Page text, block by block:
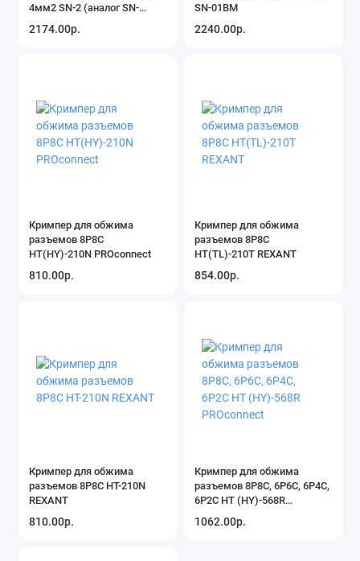
4мм2 SN-2 (аналог SN-
2174.00р.
SN-01BM
2240.00р.
Кримпер для обжима
разъемов 8P8C
HT(HY)-210N PROconnect
810.00р.
Кримпер для обжима
разъемов 8P8C
HT(TL)-210T REXANT
854.00р.
Кримпер для обжима
разъемов 8P8C HT-210N
REXANT
810.00р.
Кримпер для обжима
разъемов 8P8C, 6P6C, 6P4C,
6P2C HT (HY)-568R
1062.00р.